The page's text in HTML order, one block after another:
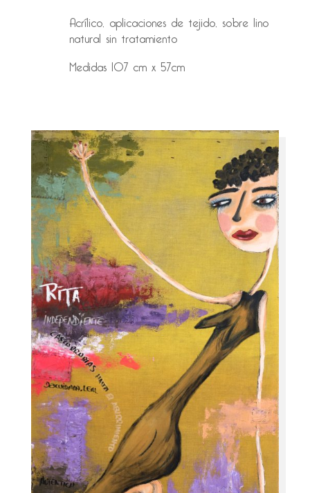
Acrílico, aplicaciones de tejido, sobre lino
natural sin tratamiento
Medidas 107 cm x 57cm